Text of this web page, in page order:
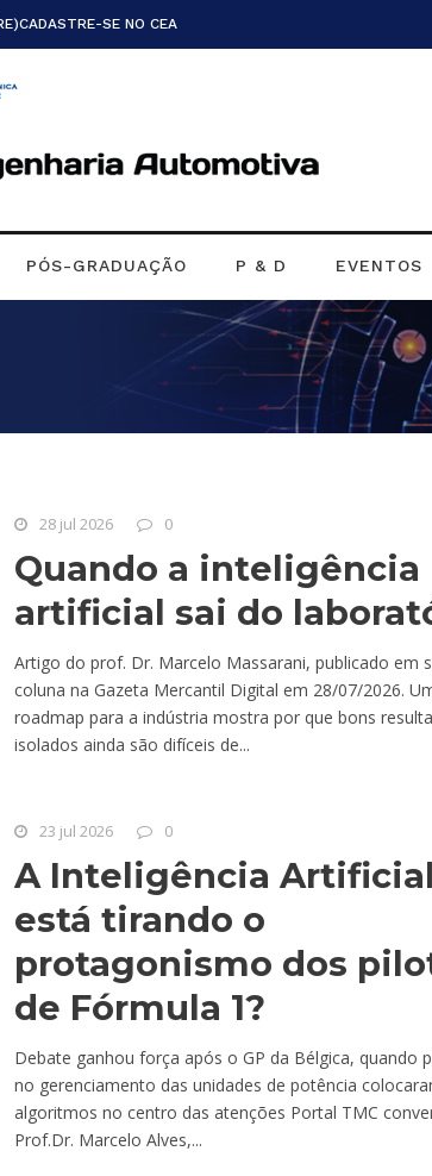
SE NO CEA
PÓS-GRADUAÇÃO P & D EVENTOS
28 jul 2026 0
Quando a inteligência
artificial sai do
Artigo do prof. Dr. Marcelo Massarani, publicado em
coluna na Gazeta Mercantil Digital em 28/07/2026.
roadmap para a indústria mostra por que bons
isolados ainda são difíceis de...
23 jul 2026 0
A Inteligência Artificial
está tirando o
protagonismo dos
de Fórmula 1?
Debate ganhou força após o GP da Bélgica, quando
no gerenciamento das unidades de potência
algoritmos no centro das atenções Portal TMC
Prof.Dr. Marcelo Alves,...